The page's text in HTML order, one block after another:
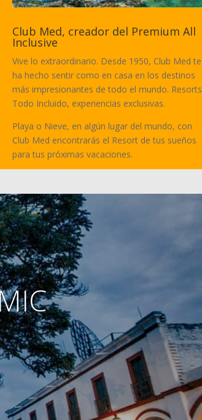
Club Med, creador del Premium All
Inclusive
Vive lo extraordinario. Desde 1950, Club Med te
ha hecho sentir como en casa en los destinos
más impresionantes de todo el mundo. Resorts
Todo Incluido, experiencias exclusivas.
Playa o Nieve, en algún lugar del mundo, con
Club Med encontrarás el Resort de tus sueños
para tus próximas vacaciones.